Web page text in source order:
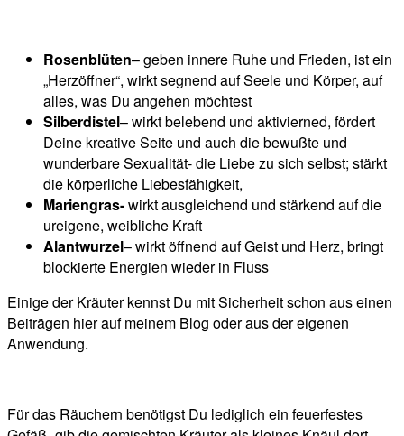
Rosenblüten– geben innere Ruhe und Frieden, ist ein
„Herzöffner“, wirkt segnend auf Seele und Körper, auf
alles, was Du angehen möchtest
Silberdistel– wirkt belebend und aktivierned, fördert
Deine kreative Seite und auch die bewußte und
wunderbare Sexualität- die Liebe zu sich selbst; stärkt
die körperliche Liebesfähigkeit,
Mariengras-wirkt ausgleichend und stärkend auf die
ureigene, weibliche Kraft
Alantwurzel– wirkt öffnend auf Geist und Herz, bringt
blockierte Energien wieder in Fluss
Einige der Kräuter kennst Du mit Sicherheit schon aus einen
Beiträgen hier auf meinem Blog oder aus der eigenen
Anwendung.
Für das Räuchern benötigst Du lediglich ein feuerfestes